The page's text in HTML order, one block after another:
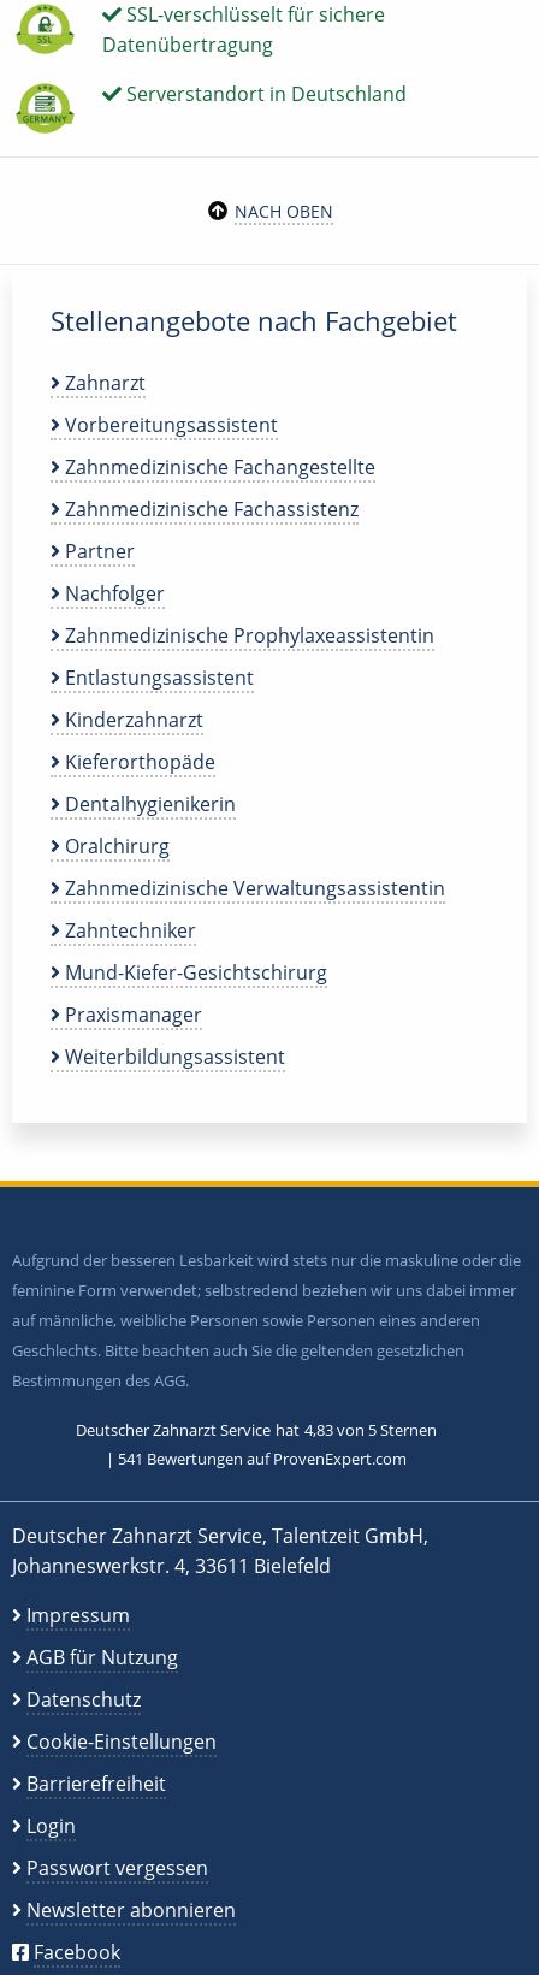
SSL-verschlüsselt für sichere
Datenübertragung
Serverstandort in Deutschland
NACH OBEN
Stellenangebote nach Fachgebiet
Zahnarzt
Vorbereitungsassistent
Zahnmedizinische Fachangestellte
Zahnmedizinische Fachassistenz
Partner
Nachfolger
Zahnmedizinische Prophylaxeassistentin
Entlastungsassistent
Kinderzahnarzt
Kieferorthopäde
Dentalhygienikerin
Oralchirurg
Zahnmedizinische Verwaltungsassistentin
Zahntechniker
Mund-Kiefer-Gesichtschirurg
Praxismanager
Weiterbildungsassistent
Aufgrund der besseren Lesbarkeit wird stets nur die maskuline oder die
feminine Form verwendet; selbstredend beziehen wir uns dabei immer
auf männliche, weibliche Personen sowie Personen eines anderen
Geschlechts. Bitte beachten auch Sie die geltenden gesetzlichen
Bestimmungen des AGG.
Deutscher Zahnarzt Service hat 4,83von 5Sternen
| 541 Bewertungen auf ProvenExpert.com
Deutscher Zahnarzt Service, Talentzeit GmbH,
Johanneswerkstr. 4, 33611 Bielefeld
Impressum
AGB für Nutzung
Datenschutz
Cookie-Einstellungen
Barrierefreiheit
Login
Passwort vergessen
Newsletter abonnieren
Facebook